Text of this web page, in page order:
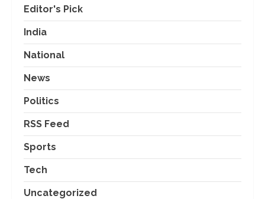
Editor's Pick
India
National
News
Politics
RSS Feed
Sports
Tech
Uncategorized